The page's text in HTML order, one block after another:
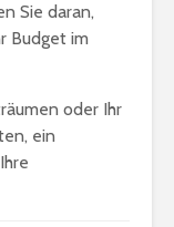
Sie daran,
Budget im
oder Ihr
ein